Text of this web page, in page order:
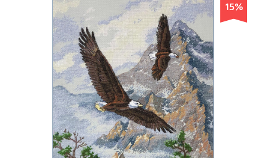
15%